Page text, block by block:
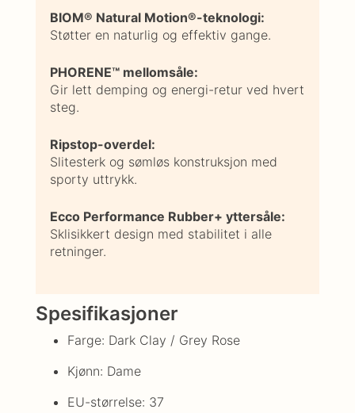
BIOM® Natural Motion®-teknologi:
Støtter en naturlig og effektiv gange.
PHORENE™ mellomsåle:
Gir lett demping og energi-retur ved hvert
steg.
Ripstop-overdel:
Slitesterk og sømløs konstruksjon med
sporty uttrykk.
Ecco Performance Rubber+ yttersåle:
Sklisikkert design med stabilitet i alle
retninger.
Spesifikasjoner
Farge: Dark Clay / Grey Rose
Kjønn: Dame
EU-størrelse: 37